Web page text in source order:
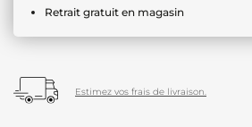
Retrait gratuit en magasin
Estimez vos frais de livraison.